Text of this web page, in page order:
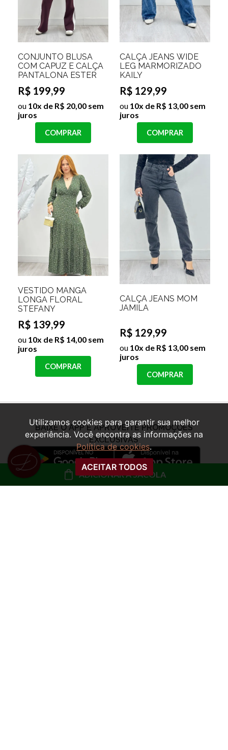
ADICIONAR À SACOLA
CONJUNTO BLUSA
COM CAPUZ E CALÇA
PANTALONA ESTER
R$ 199,99
ou 10x de R$ 20,00 sem
juros
COMPRAR
CALÇA JEANS WIDE
LEG MARMORIZADO
KAILY
R$ 129,99
ou 10x de R$ 13,00 sem
juros
COMPRAR
VESTIDO MANGA
LONGA FLORAL
STEFANY
R$ 139,99
ou 10x de R$ 14,00 sem
juros
COMPRAR
CALÇA JEANS MOM
JAMILA
R$ 129,99
ou 10x de R$ 13,00 sem
juros
COMPRAR
Utilizamos cookies para garantir sua melhor
experiência. Você encontra as informações na
Política de cookies.
ACEITAR TODOS